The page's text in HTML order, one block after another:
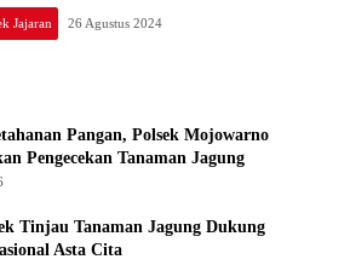
Jajaran 26 Agustus 2024
Pangan, Polsek Mojowarno
Pengecekan Tanaman Jagung
Tinjau Tanaman Jagung Dukung
Asta Cita